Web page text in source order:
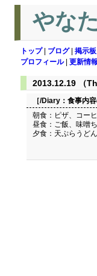
やな
トップ| ブログ| 掲示板
プロフィール| 更新情報
2013.12.19 （
［/Diary： 食事内
朝食：ピザ、コー
昼食：ご飯、味噌
夕食：天ぷらうどん